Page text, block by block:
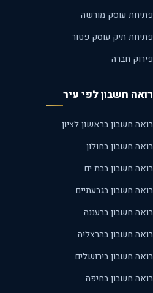
עוסק מורשה
תיק עוסק פטור
חברה
חשבון לפי עיר
חשבון בראשון לציון
חשבון בחולון
חשבון בבת ים
חשבון בגבעתיים
חשבון ברעננה
חשבון בהרצליה
חשבון בירושלים
חשבון בחיפה